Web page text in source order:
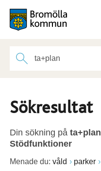
Sökresultat
Din sökning på ta+plan
Stödfunktioner
Menade du: våld parker